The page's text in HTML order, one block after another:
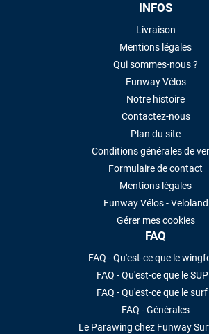
INFOS
Livraison
Mentions légales
Qui sommes-nous ?
Funway Vélos
Notre histoire
Contactez-nous
Plan du site
Conditions générales de
Formulaire de contact
Mentions légales
Funway Vélos - Veloland
Gérer mes cookies
FAQ
FAQ - Qu'est-ce que le
FAQ - Qu'est-ce que le SUP
FAQ - Qu'est-ce que le surf
FAQ - Générales
Le Parawing chez Funway